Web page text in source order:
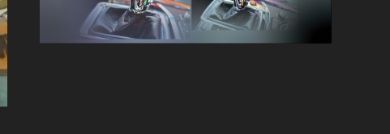
Các loại phủ gầm Mazda Cx5 phổ biến
hiện nay